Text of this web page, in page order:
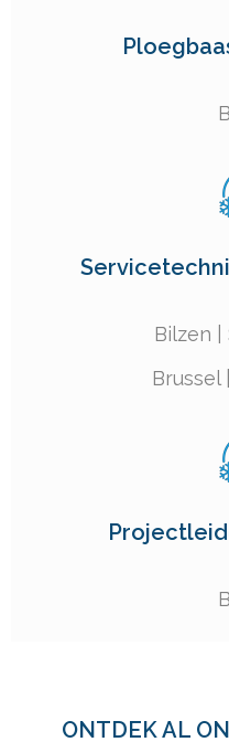
Bilzen
Brussel|
ONTDEK AL